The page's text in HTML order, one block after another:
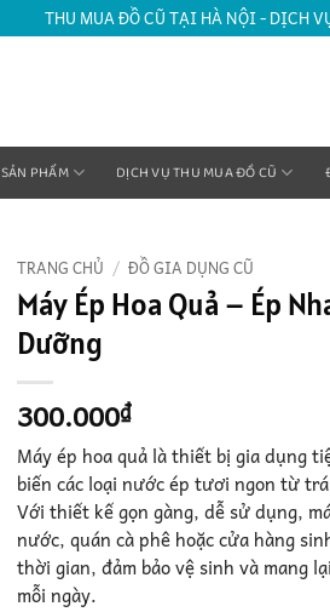
THU MUA ĐỒ CŨ TẠI HÀ NỘI - DỊCH
SẢN PHẨM DỊCH VỤ THU MUA ĐỒ CŨ
TRANG CHỦ / ĐỒ GIA DỤNG CŨ
Máy Ép Hoa Quả – Ép
Dưỡng
300.000₫
Máy ép hoa quả là thiết bị gia dụng
biến các loại nước ép tươi ngon từ
Với thiết kế gọn gàng, dễ sử dụng,
nước, quán cà phê hoặc cửa hàng
thời gian, đảm bảo vệ sinh và mang
mỗi ngày.